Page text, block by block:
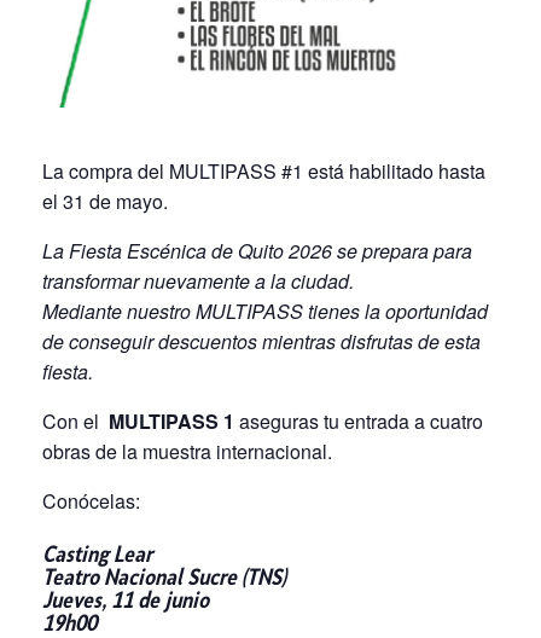
La compra del MULTIPASS #1 está habilitado hasta
el 31 de mayo.
La Fiesta Escénica de Quito 2026 se prepara para
transformar nuevamente a la ciudad.
Mediante nuestro MULTIPASS tienes la oportunidad
de conseguir descuentos mientras disfrutas de esta
fiesta.
Con el MULTIPASS 1 aseguras tu entrada a cuatro
obras de la muestra internacional.
Conócelas:
Casting Lear
Teatro Nacional Sucre (TNS)
Jueves, 11 de junio
19h00